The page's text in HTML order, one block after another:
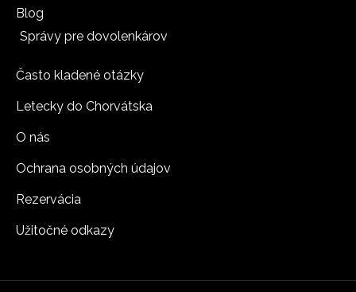
Blog
Správy pre dovolenkárov
Často kladené otázky
Letecky do Chorvátska
O nás
Ochrana osobných údajov
Rezervácia
Užitočné odkazy